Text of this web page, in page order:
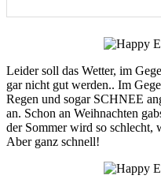
Leider soll das Wetter, im
gar nicht gut werden.. Im
Regen und sogar SCHNEE
an. Schon an Weihnachten
der Sommer wird so schlecht,
Aber ganz schnell!